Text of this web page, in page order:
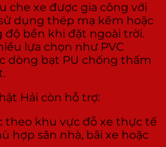
che xe được gia công với
dụng thép mạ kẽm hoặc
bền khi đặt ngoài trời.
lựa chọn như PVC
dòng bạt PU chống thấm
Hải còn hỗ trợ:
theo khu vực đỗ xe thực tế
hợp sân nhà, bãi xe hoặc